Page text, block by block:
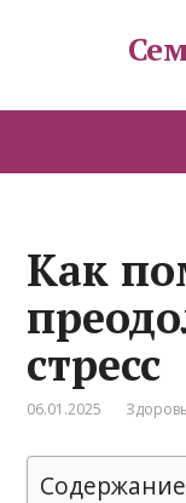
Как
стресс
06.01.2025